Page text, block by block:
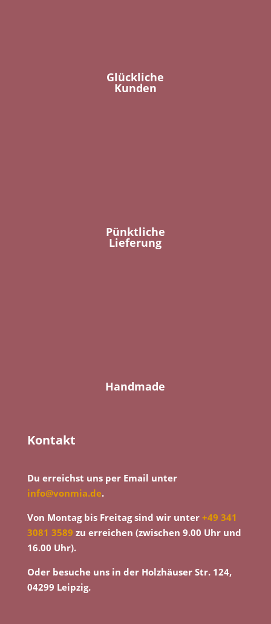
Glückliche
Kunden
Pünktliche
Lieferung
Handmade
Kontakt
Du erreichst uns per Email unter
info@vonmia.de.
Von Montag bis Freitag sind wir unter +49 341
3081 3589 zu erreichen (zwischen 9.00 Uhr und
16.00 Uhr).
Oder besuche uns in der Holzhäuser Str. 124,
04299 Leipzig.